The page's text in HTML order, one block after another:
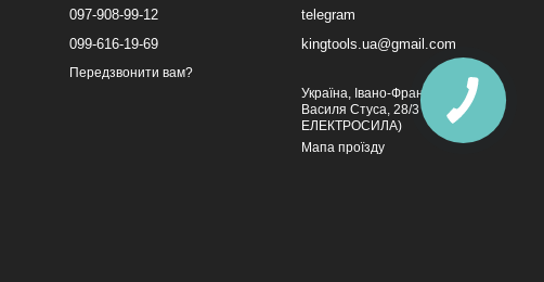
097-908-99-12
099-616-19-69
Передзвонити вам?
telegram
kingtools.ua@gmail.com
Україна, Івано-Франківськ, вул.
Василя Стуса, 28/3 (Магазин
ЕЛЕКТРОСИЛА)
Мапа проїзду